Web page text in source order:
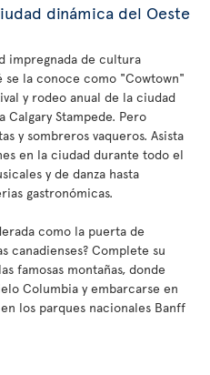
dinámica del Oeste
impregnada de cultura
la conoce como "Cowtown"
y rodeo anual de la ciudad
Calgary Stampede. Pero
y sombreros vaqueros. Asista
en la ciudad durante todo el
y de danza hasta
gastronómicas.
como la puerta de
canadienses? Complete su
famosas montañas, donde
Columbia y embarcarse en
los parques nacionales Banff